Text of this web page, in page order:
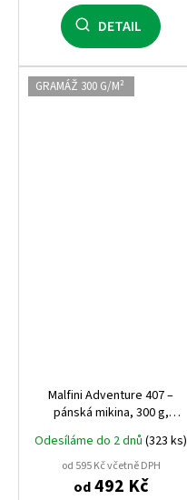
DETAIL
GRAMÁŽ 300 G/M²
Malfini Adventure 407 –
pánská mikina, 300 g,
bestseller mezi pánskými
mikinami Malfini
Odesíláme do 2 dnů (323 ks)
od 595 Kč včetně DPH
od492 Kč